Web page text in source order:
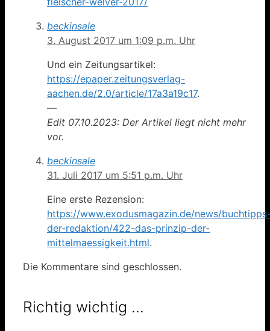
beckinsale
3. August 2017 um 1:09 p.m. Uhr
Und ein Zeitungsartikel:
https://epaper.zeitungsverlag-
aachen.de/2.0/article/17a3a19c17.
—
Edit 07.10.2023: Der Artikel liegt nicht mehr
vor.
beckinsale
31. Juli 2017 um 5:51 p.m. Uhr
Eine erste Rezension:
https://www.exodusmagazin.de/news/
der-redaktion/422-das-prinzip-der-
mittelmaessigkeit.html.
Die Kommentare sind geschlossen.
Richtig wichtig …